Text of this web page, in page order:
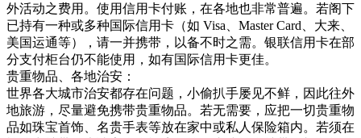
外活动之费用。使用信用卡付账，在各地也非常普遍。若阁下
已持有一种或多种国际信用卡（如 Visa、Master Card、大来、
美国运通等），请一并携带，以备不时之需。银联信用卡在部
分支付柜台仍不能使用，如有国际信用卡更佳。
贵重物品、各地治安：
世界各大城市治安都存在问题，小偷扒手屡见不鲜，因此往外
地旅游，尽量避免携带贵重物品。若无需要，应把一切贵重物
品如珠宝首饰、名贵手表等放在家中或私人保险箱内。若须在